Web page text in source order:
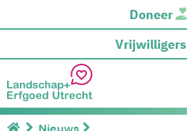
Doneer
Vrijwilligers
Nieuws